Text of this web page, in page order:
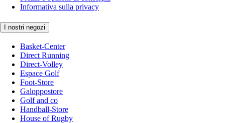
Informativa sulla privacy
I nostri negozi
Basket-Center
Direct Running
Direct-Volley
Espace Golf
Foot-Store
Galoppostore
Golf and co
Handball-Store
House of Rugby